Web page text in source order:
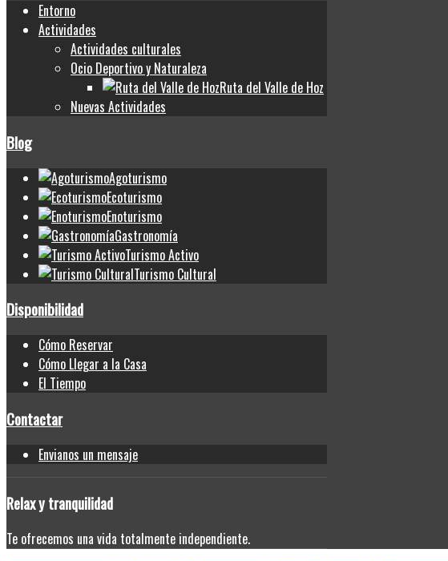
Entorno
Actividades
Actividades culturales
Ocio Deportivo y Naturaleza
Ruta del Valle de Hoz
Nuevas Actividades
Blog
Agoturismo
Ecoturismo
Enoturismo
Gastronomía
Turismo Activo
Turismo Cultural
Disponibilidad
Cómo Reservar
Cómo Llegar a la Casa
El Tiempo
Contactar
Envianos un mensaje
Relaxy tranquilidad
Te ofrecemos una vida totalmente independiente.